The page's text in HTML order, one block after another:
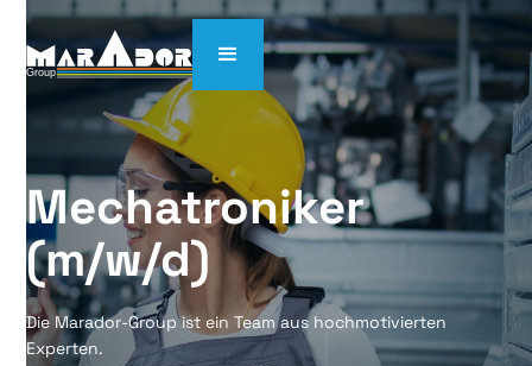
Mechatroniker
(m/w/d)
Die Marador-Group ist ein Team aus hochmotivierten
Experten.